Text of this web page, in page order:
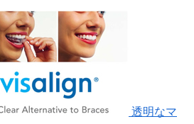
透明なマ